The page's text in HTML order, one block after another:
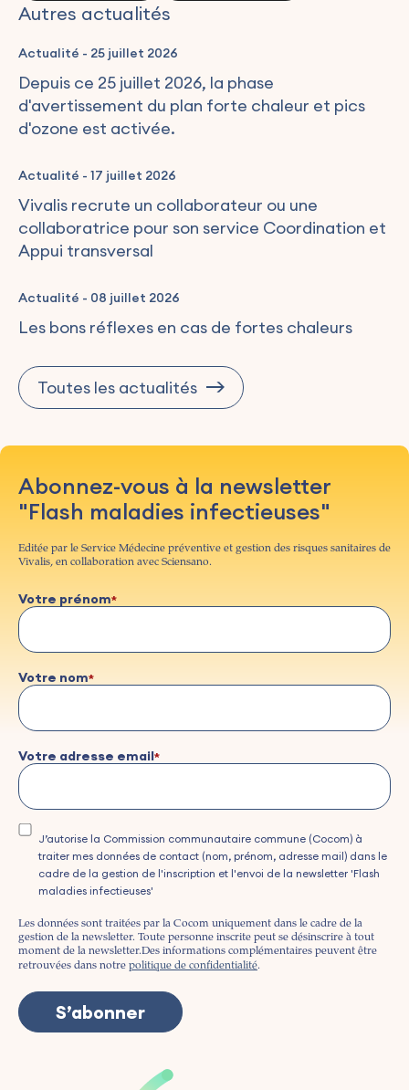
Autres actualités
Actualité - 25 juillet 2026
Depuis ce 25 juillet 2026, la phase
d'avertissement du plan forte chaleur et pics
d'ozone est activée.
Actualité - 17 juillet 2026
Vivalis recrute un collaborateur ou une
collaboratrice pour son service Coordination et
Appui transversal
Actualité - 08 juillet 2026
Les bons réflexes en cas de fortes chaleurs
Toutes les actualités
Abonnez-vous à la newsletter
"Flash maladies infectieuses"
Editée par le Service Médecine préventive et gestion des risques sanitaires de
Vivalis, en collaboration avec Sciensano.
Votre prénom
Votre nom
Votre adresse email
J’autorise la Commission communautaire commune (Cocom) à
traiter mes données de contact (nom, prénom, adresse mail) dans le
cadre de la gestion de l'inscription et l'envoi de la newsletter 'Flash
maladies infectieuses'
Les données sont traitées par la Cocom uniquement dans le cadre de la
gestion de la newsletter. Toute personne inscrite peut se désinscrire à tout
moment de la newsletter.Des informations complémentaires peuvent être
retrouvées dans notre politique de confidentialité.